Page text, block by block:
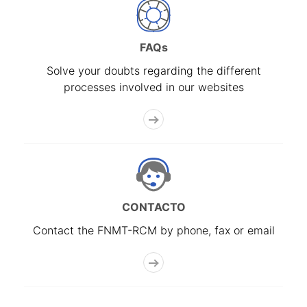
FAQs
Solve your doubts regarding the different
processes involved in our websites
CONTACTO
Contact the FNMT-RCM by phone, fax or email